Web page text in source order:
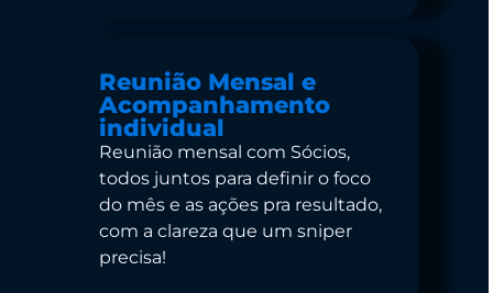
Reunião Mensal e
Acompanhamento
individual
Reunião mensal com Sócios,
todos juntos para definir o foco
do mês e as ações pra resultado,
com a clareza que um sniper
precisa!